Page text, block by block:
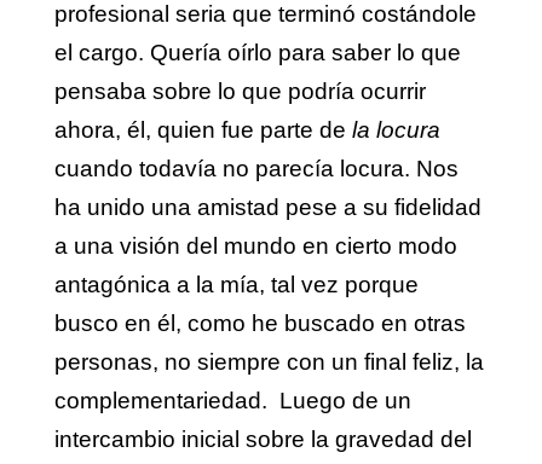
profesional seria que terminó costándole
el cargo. Quería oírlo para saber lo que
pensaba sobre lo que podría ocurrir
ahora, él, quien fue parte de la locura
cuando todavía no parecía locura. Nos
ha unido una amistad pese a su fidelidad
a una visión del mundo en cierto modo
antagónica a la mía, tal vez porque
busco en él, como he buscado en otras
personas, no siempre con un final feliz, la
complementariedad. Luego de un
intercambio inicial sobre la gravedad del